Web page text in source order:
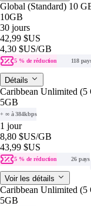
Global (Standard) 10
10GB
30 jours
42,99 $US
4,30 $US/GB
5 % de réduction
118
Détails
Caribbean Unlimited
5GB
+ ∞ à 384kbps
1 jour
8,80 $US/GB
43,99 $US
5 % de réduction
26 pays
Voir les détails
Caribbean Unlimited
5GB